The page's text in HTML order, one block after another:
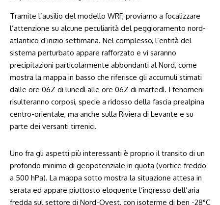
Tramite l’ausilio del modello WRF, proviamo a focalizzare
l’attenzione su alcune peculiarità del peggioramento nord-
atlantico d’inizio settimana. Nel complesso, l’entità del
sistema perturbato appare rafforzato e vi saranno
precipitazioni particolarmente abbondanti al Nord, come
mostra la mappa in basso che riferisce gli accumuli stimati
dalle ore 06Z di lunedì alle ore 06Z di martedì. I fenomeni
risulteranno corposi, specie a ridosso della fascia prealpina
centro-orientale, ma anche sulla Riviera di Levante e su
parte dei versanti tirrenici.
Uno fra gli aspetti più interessanti è proprio il transito di un
profondo minimo di geopotenziale in quota (vortice freddo
a 500 hPa). La mappa sotto mostra la situazione attesa in
serata ed appare piuttosto eloquente l’ingresso dell’aria
fredda sul settore di Nord-Ovest, con isoterme di ben -28°C